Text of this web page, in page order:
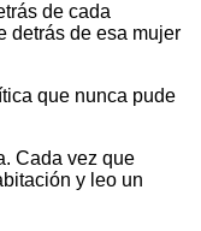
de cada
detrás de esa mujer
que nunca pude
Cada vez que
y leo un